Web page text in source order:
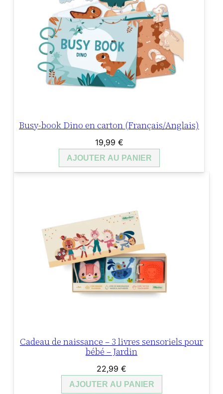
Busy-book Dino en carton (Français/Anglais)
19,99 €
AJOUTER AU PANIER
Cadeau de naissance – 3 livres sensoriels pour
bébé – Jardin
22,99 €
AJOUTER AU PANIER